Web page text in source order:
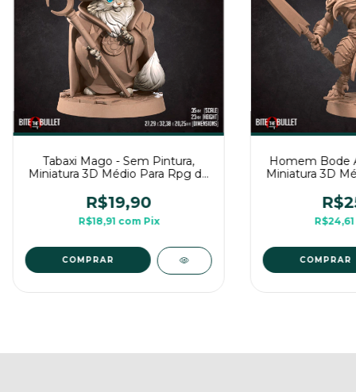
Tabaxi Mago - Sem Pintura,
Miniatura 3D Médio Para Rpg de
R$19,90
R$18,91 com Pix
COMPRAR
Homem Bode
Miniatura 3D
R$24,61
COMPRAR